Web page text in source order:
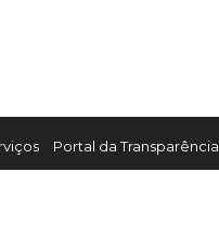
Portal da Transparência